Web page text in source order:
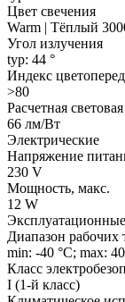
Цвет свечения
Warm | Тёплый
Угол излучения
typ: 44 °
Индекс
>80
Расчетная
66 лм/Вт
Электрические
Напряжение
230 V
Мощность, макс.
12 W
Эксплуатационные
Диапазон рабочих
min: -40 °C; max:
Класс
I (1-й класс)